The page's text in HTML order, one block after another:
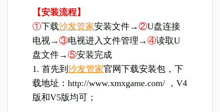
【安装流程】
①下载沙发管家安装文件→②U盘连接
电视→③电视进入文件管理→④读取U
盘文件→⑤安装完成
1. 首先到 沙发管家官网下载安装包，下
载地址： http://www.xmxgame.com/ ，V4
版和V5版均可；